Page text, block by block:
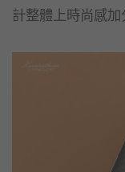
計整體上時尚感